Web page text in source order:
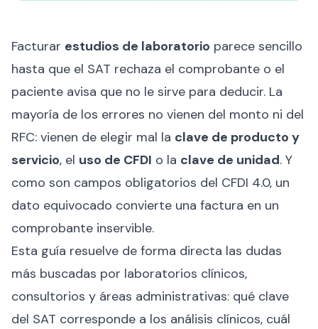
Facturar estudios de laboratorio parece sencillo
hasta que el SAT rechaza el comprobante o el
paciente avisa que no le sirve para deducir. La
mayoría de los errores no vienen del monto ni del
RFC: vienen de elegir mal la clave de producto y
servicio, el uso de CFDI o la clave de unidad. Y
como son campos obligatorios del CFDI 4.0, un
dato equivocado convierte una factura en un
comprobante inservible.
Esta guía resuelve de forma directa las dudas
más buscadas por laboratorios clínicos,
consultorios y áreas administrativas: qué clave
del SAT corresponde a los análisis clínicos, cuál